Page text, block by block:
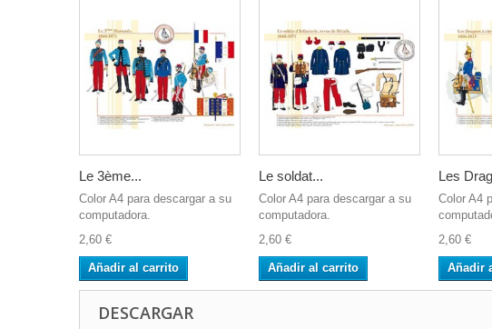
Le 3ème...
Color A4 para descargar a su
computadora.
2,60 €
Añadir al carrito
Le soldat...
Color A4 para descargar a su
computadora.
2,60 €
Añadir al carrito
Les
Color A4
2,60 €
Añadir
DESCARGAR